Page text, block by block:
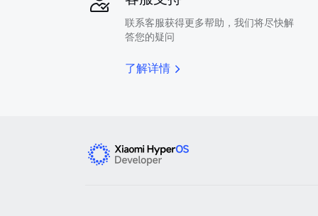
联系客服获得更多帮助，我们将尽快解
答您的疑问
了解详情